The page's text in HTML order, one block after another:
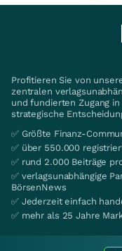
Profitieren Sie von
zentralen
und fundierten Zugang
strategische
✅ Größte Finanz-
✅ über 550.000
✅ rund 2.000 Beiträge
✅ verlagsunabhängige
BörsenNews
✅ Jederzeit einfach
✅ mehr als 25 Jahre